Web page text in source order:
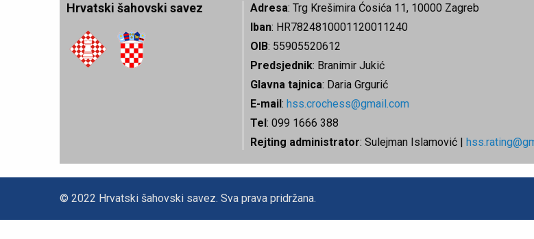
Hrvatski šahovski savez Adresa: Trg Krešimira Ćosića 11, 10000 Zagreb
Iban: HR7824810001120011240
OIB: 55905520612
Predsjednik: Branimir Jukić
Glavna tajnica: Daria Grgurić
E-mail : hss.crochess@gmail.com
Tel : 099 1666 388
Rejting administrator: Sulejman Islamović |
© 2022 Hrvatski šahovski savez. Sva prava pridržana.